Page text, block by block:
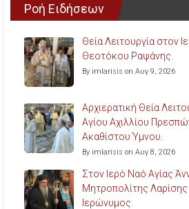
Ροή Ειδήσεων
Θεία Λειτουργία στον
Θεοτόκου Ραψάνης.
By imlarisis on Αυγ 9, 2026
Αρχιερατική Θεία
Αγίου Αχιλλίου
Ακαθίστου Ύμνου.
By imlarisis on Αυγ 8, 2026
Στον Ιερό Ναό Αγίας
Μητροπολίτης Λαρίσης
Ιερώνυμος.